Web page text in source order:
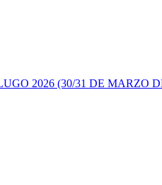
2026 (30/31 DE MARZO